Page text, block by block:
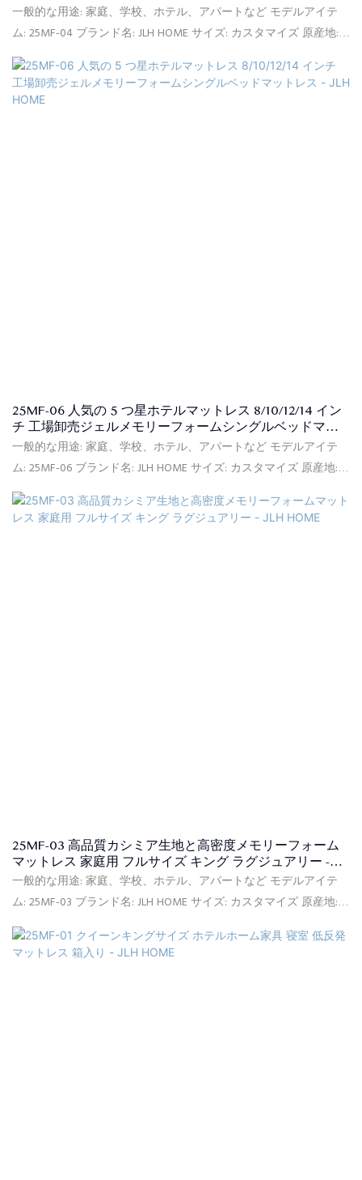
一般的な用途: 家庭、学校、ホテル、アパートなど モデルアイテ
ム: 25MF-04 ブランド名: JLH HOME サイズ: カスタマイズ 原産地:
中国 柔ら​​かさ: コンフォートミディアム 供給能力: 90000個/月 保
証: 10年間保証 最小注文: 20フィートコンテナ(約150個) 価格条件:
FOB、C<000000>F、CIF(オプション) 支払条件: L/CT/T(オプション)
25MF-06 人気の 5 つ星ホテルマットレス 8/10/12/14 イン
チ 工場卸売ジェルメモリーフォームシングルベッドマッ
トレス - JLH HOME
一般的な用途: 家庭、学校、ホテル、アパートなど モデルアイテ
ム: 25MF-06 ブランド名: JLH HOME サイズ: カスタマイズ 原産地:
中国 柔ら​​かさ: コンフォートミディアム 供給能力: 90000個/月 保
証: 10年間保証 最小注文: 20フィートコンテナ(約150個) 価格条件:
25MF-03 高品質カシミア生地と高密度メモリーフォーム
マットレス 家庭用 フルサイズ キング ラグジュアリー -
JLH HOME
一般的な用途: 家庭、学校、ホテル、アパートなど モデルアイテ
ム: 25MF-03 ブランド名: JLH HOME サイズ: カスタマイズ 原産地:
中国 柔ら​​かさ: 快適中程度 供給能力: 90000個/月 保証: 10年間保証
最小注文: 20フィートコンテナ(約150個) 価格条件: FOB、C&F、CIF